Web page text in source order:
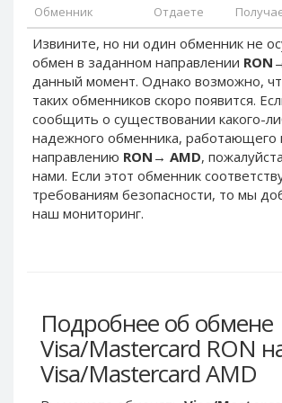
Обменник Отдаете
Извините, но ни один обменник не
обмен в заданном направлении RON
данный момент. Однако возможно,
таких обменников скоро появится.
сообщить о существовании какого-
надежного обменника, работающего
направлению RON → AMD,
нами. Если этот обменник
требованиям безопасности, то мы
наш мониторинг.
Подробнее об обмене
Visa/Mastercard RON
Visa/Mastercard AMD
PayPal CHF
PayPal MYR
Webmoney WMZ
Webmoney WMR
Webmoney WME
Webmoney WMU
Webmoney WMK
Webmoney WMG
Skril EUR
Skril INR
Skril PLN
PayPal
PayPal